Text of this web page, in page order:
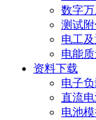
数字
测试
电工
电能
资料下载
电子
直流
电池